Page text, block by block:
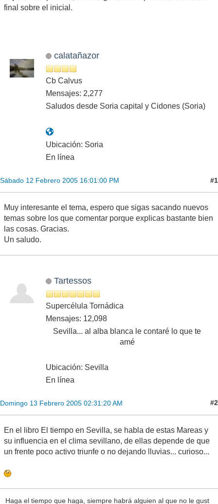
final sobre el inicial.
calatañazor
Cb Calvus
Mensajes: 2,277
Saludos desde Soria capital y Cidones (Soria)
Ubicación: Soria
En línea
Sábado 12 Febrero 2005 16:01:00 PM #1
Muy interesante el tema, espero que sigas sacando nuevos
temas sobre los que comentar porque explicas bastante bien
las cosas. Gracias.
Un saludo.
Tartessos
Supercélula Tornádica
Mensajes: 12,098
Sevilla... al alba blanca le contaré lo que te
amé
Ubicación: Sevilla
En línea
Domingo 13 Febrero 2005 02:31:20 AM #2
En el libro El tiempo en Sevilla, se habla de estas Mareas y
su influencia en el clima sevillano, de ellas depende de que
un frente poco activo triunfe o no dejando lluvias... curioso...
Haga el tiempo que haga, siempre habrá alguien al que no le gust